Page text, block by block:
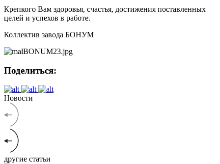
Крепкого Вам здоровья, счастья, достижения поставленных
целей и успехов в работе.
Коллектив завода БОНУМ
Поделиться:
Новости
другие статьи